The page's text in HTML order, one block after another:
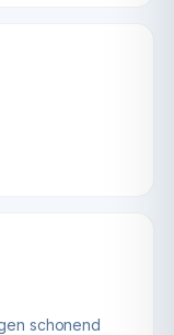
schonend